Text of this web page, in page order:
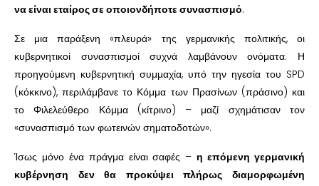
να είναι εταίρος σε οποιονδήποτε συνασπισμό.
Σε μια παράξενη «πλευρά» της γερμανικής πολιτικής, οι
κυβερνητικοί συνασπισμοί συχνά λαμβάνουν ονόματα. Η
προηγούμενη κυβερνητική συμμαχία, υπό την ηγεσία του SPD
(κόκκινο), περιλάμβανε το Κόμμα των Πρασίνων (πράσινο) και
το Φιλελεύθερο Κόμμα (κίτρινο) – μαζί σχημάτισαν τον
«συνασπισμό των φωτεινών σηματοδοτών».
Ίσως μόνο ένα πράγμα είναι σαφές –η επόμενη γερμανική
κυβέρνηση δεν θα προκύψει πλήρως διαμορφωμένη